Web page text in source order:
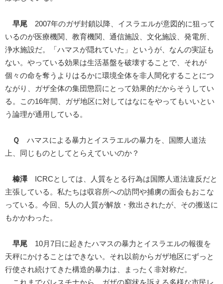
早尾 2007年のガザ封鎖以降、イスラエルが意図的に狙って
いるのが医療機関、教育機関、通信施設、文化施設、発電所、
浄水施設だ。「ハマスが隠れていた」というが、なんの実証も
ない。やっている効果は生活基盤を破壊することで、それが
個々の命を奪うよりはるかに環境全体を非人間化することにつ
ながり、ガザ全体の集団懲罰にとって効果的だからそうしてい
る。この16年間、ガザ地区に対してはなにをやってもいいとい
う論理が通用している。
Ｑ ハマスによる暴力とイスラエルの暴力を、国際人道法
上、同じものとしてとらえていいのか？
榛澤 ICRCとしては、人質をとる行為は国際人道法違反だと
主張している。私たちは収容所への訪問や捕虜の面会もおこな
っている。今回、5人の人質が解放・救出されたが、その搬送に
もかかわった。
早尾 10月7日に起きたハマスの暴力とイスラエルの報復を
天秤にかけることはできない。それ以前からガザ地区にずっと
行使され続けてきた構造的暴力は、まったく非対称だ。